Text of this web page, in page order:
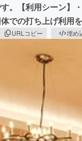
。【利用シーン】
での打ち上げ利用
URLコピー 埋め